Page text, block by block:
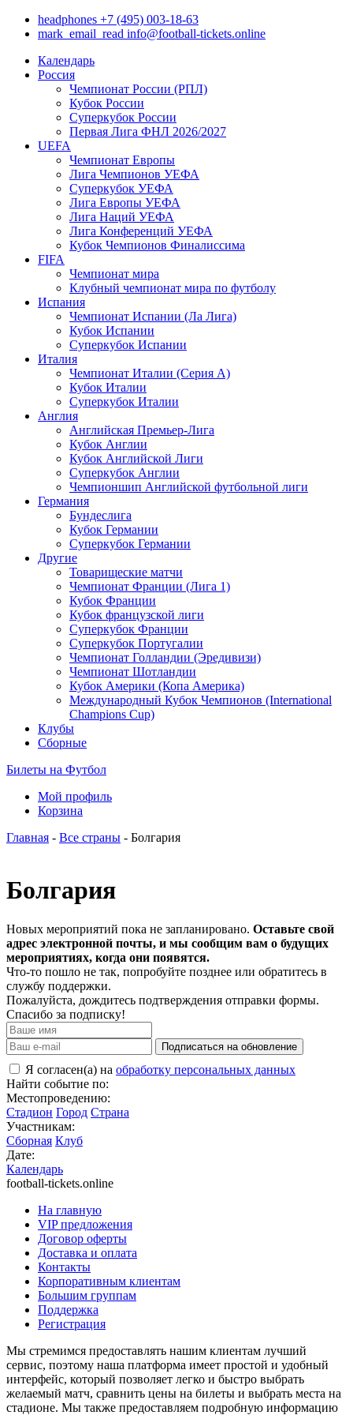
headphones +7 (495) 003-18-63
mark_email_read info@football-tickets.online
Календарь
Россия
Чемпионат России (РПЛ)
Кубок России
Суперкубок России
Первая Лига ФНЛ 2026/2027
UEFA
Чемпионат Европы
Лига Чемпионов УЕФА
Суперкубок УЕФА
Лига Европы УЕФА
Лига Наций УЕФА
Лига Конференций УЕФА
Кубок Чемпионов Финалиссима
FIFA
Чемпионат мира
Клубный чемпионат мира по футболу
Испания
Чемпионат Испании (Ла Лига)
Кубок Испании
Суперкубок Испании
Италия
Чемпионат Италии (Серия А)
Кубок Италии
Суперкубок Италии
Англия
Английская Премьер-Лига
Кубок Англии
Кубок Английской Лиги
Суперкубок Англии
Чемпионшип Английской футбольной лиги
Германия
Бундеслига
Кубок Германии
Суперкубок Германии
Другие
Товарищеские матчи
Чемпионат Франции (Лига 1)
Кубок Франции
Кубок французской лиги
Суперкубок Франции
Суперкубок Португалии
Чемпионат Голландии (Эредивизи)
Чемпионат Шотландии
Кубок Америки (Копа Америка)
Международный Кубок Чемпионов (International
Champions Cup)
Клубы
Сборные
Билеты на Футбол
Мой профиль
Корзина
Главная - Все страны - Болгария
Болгария
Новых мероприятий пока не запланировано. Оставьте свой
адрес электронной почты, и мы сообщим вам о будущих
мероприятиях, когда они появятся.
Что-то пошло не так, попробуйте позднее или обратитесь в
службу поддержки.
Пожалуйста, дождитесь подтверждения отправки формы.
Спасибо за подписку!
Подписаться на обновление
Я согласен(а) на обработку персональных данных
Найти событие по:
Местопроведению:
Стадион Город Страна
Участникам:
Сборная Клуб
Дате:
Календарь
football-tickets.online
На главную
VIP предложения
Договор оферты
Доставка и оплата
Контакты
Корпоративным клиентам
Большим группам
Поддержка
Регистрация
Мы стремимся предоставлять нашим клиентам лучший
сервис, поэтому наша платформа имеет простой и удобный
интерфейс, который позволяет легко и быстро выбрать
желаемый матч, сравнить цены на билеты и выбрать места на
стадионе. Мы также предоставляем подробную информацию